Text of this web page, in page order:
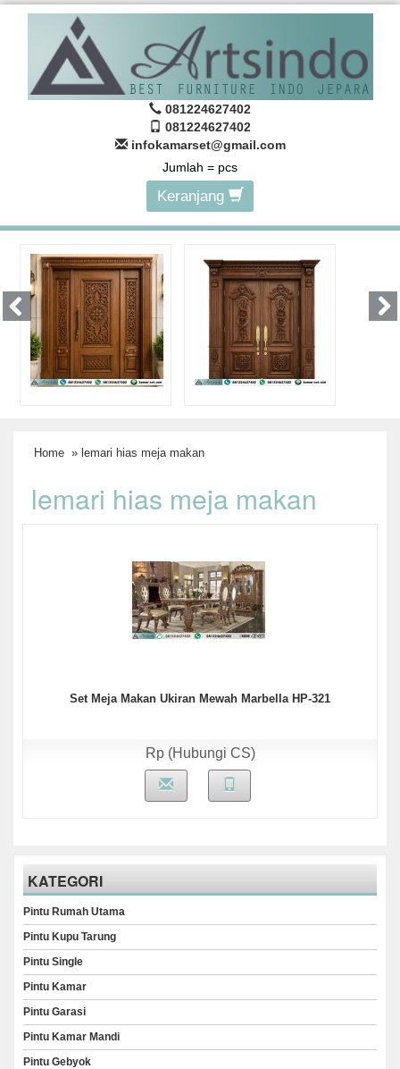
081224627402
081224627402
infokamarset@gmail.com
Jumlah = pcs
Keranjang
Home » lemari hias meja makan
lemari hias meja makan
Set Meja Makan Ukiran Mewah Marbella HP-321
Rp (Hubungi CS)
KATEGORI
Pintu Rumah Utama
Pintu Kupu Tarung
Pintu Single
Pintu Kamar
Pintu Garasi
Pintu Kamar Mandi
Pintu Gebyok